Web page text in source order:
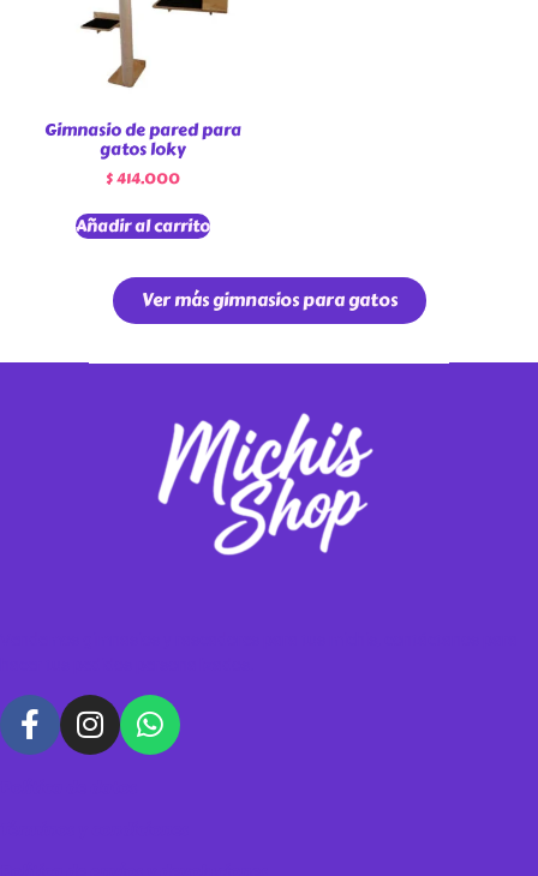
Gimnasio de pared para
gatos loky
$414.000
Añadir al carrito
Ver más gimnasios para gatos